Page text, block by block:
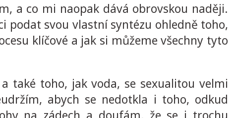
a co mi naopak dává obrovskou naději.
podat svou vlastní syntézu ohledně toho,
klíčové a jak si můžeme všechny tyto
také toho, jak voda, se sexualitou velmi
abych se nedotkla i toho, odkud